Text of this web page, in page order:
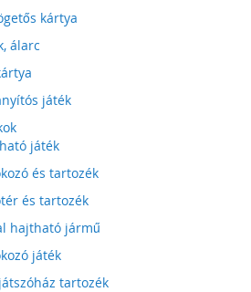
kártya
álarc
játék
játék
és tartozék
és tartozék
hajtható jármű
játék
tartozék